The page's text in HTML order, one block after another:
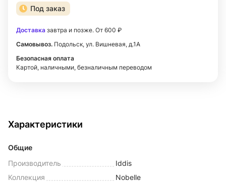
Под заказ
Доставка завтра и позже. От 600 ₽
Самовывоз. Подольск, ул. Вишневая, д.1А
Безопасная оплата
Картой, наличными, безналичным переводом
Характеристики
Общие
Производитель
Iddis
Коллекция
Nobelle